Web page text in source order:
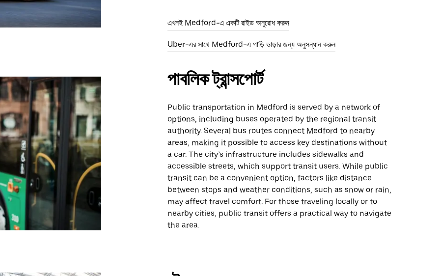
এখনই Medford-এ একটি রাইড অনুরোধ করুন
Uber-এর সাথে Medford-এ গাড়ি ভাড়ার জন্য অনুসন্ধান করুন
পাবলিক ট্রান্সপোর্ট
Public transportation in Medford is served by a network of
options, including buses operated by the regional transit
authority. Several bus routes connect Medford to nearby
areas, making it possible to access key destinations without
a car. The city’s infrastructure includes sidewalks and
accessible streets, which support transit users. While public
transit can be a convenient option, factors like distance
between stops and weather conditions, such as snow or rain,
may affect travel comfort. For those traveling locally or to
nearby cities, public transit offers a practical way to navigate
the area.